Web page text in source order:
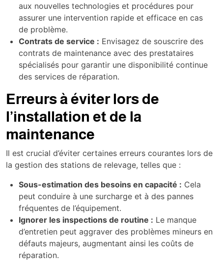
aux nouvelles technologies et procédures pour
assurer une intervention rapide et efficace en cas
de problème.
Contrats de service : Envisagez de souscrire des
contrats de maintenance avec des prestataires
spécialisés pour garantir une disponibilité continue
des services de réparation.
Erreurs à éviter lors de
l’installation et de la
maintenance
Il est crucial d’éviter certaines erreurs courantes lors de
la gestion des stations de relevage, telles que :
Sous-estimation des besoins en capacité : Cela
peut conduire à une surcharge et à des pannes
fréquentes de l’équipement.
Ignorer les inspections de routine : Le manque
d’entretien peut aggraver des problèmes mineurs en
défauts majeurs, augmentant ainsi les coûts de
réparation.